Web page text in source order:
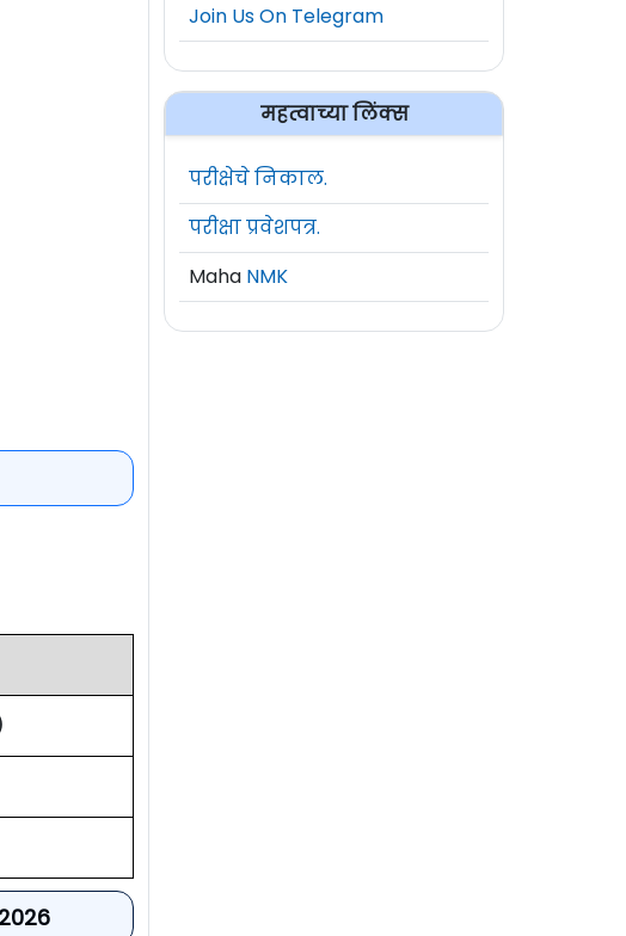
Join Us On Telegram
महत्वाच्या लिंक्स
परीक्षेचे निकाल.
परीक्षा प्रवेशपत्र.
Maha NMK